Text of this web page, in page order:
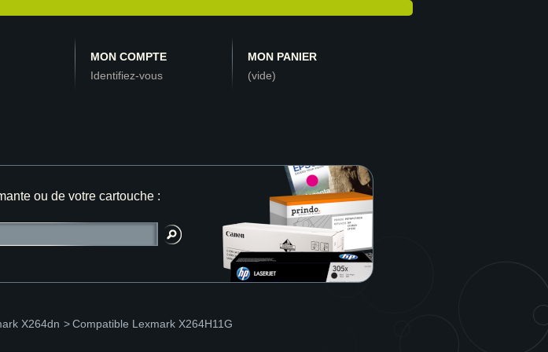
MON COMPTE
Identifiez-vous
MON PANIER
(vide)
ou de votre cartouche :
X264dn >Compatible Lexmark X264H11G